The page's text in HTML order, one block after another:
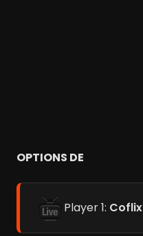
OPTIONS DE
Player 1: Coflix